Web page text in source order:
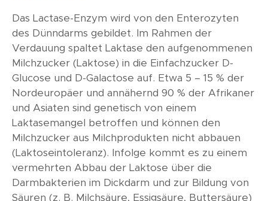
Das Lactase-Enzym wird von den Enterozyten
des Dünndarms gebildet. Im Rahmen der
Verdauung spaltet Laktase den aufgenommenen
Milchzucker (Laktose) in die Einfachzucker D-
Glucose und D-Galactose auf. Etwa 5 – 15 % der
Nordeuropäer und annähernd 90 % der Afrikaner
und Asiaten sind genetisch von einem
Laktasemangel betroffen und können den
Milchzucker aus Milchprodukten nicht abbauen
(Laktoseintoleranz). Infolge kommt es zu einem
vermehrten Abbau der Laktose über die
Darmbakterien im Dickdarm und zur Bildung von
Säuren (z. B. Milchsäure, Essigsäure, Buttersäure)